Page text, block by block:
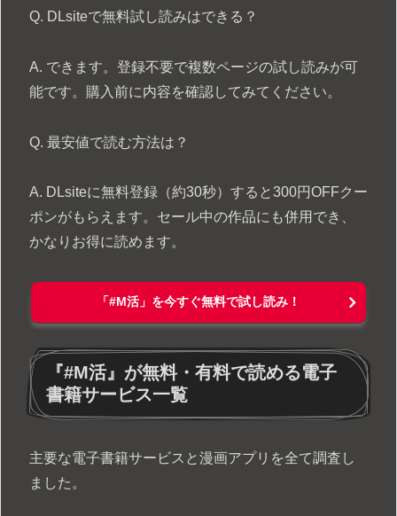
Q. DLsiteで無料試し読みはできる？
A. できます。登録不要で複数ページの試し読みが可
能です。購入前に内容を確認してみてください。
Q. 最安値で読む方法は？
A. DLsiteに無料登録（約30秒）すると300円OFFクー
ポンがもらえます。セール中の作品にも併用でき、
かなりお得に読めます。
「#M活」を今すぐ無料で試し読み！
『#M活』が無料・有料で読める電子
書籍サービス一覧
主要な電子書籍サービスと漫画アプリを全て調査し
ました。